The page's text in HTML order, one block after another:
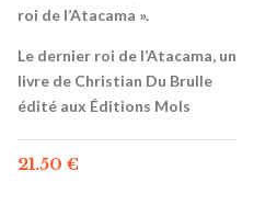
roi de l’Atacama ».
Le dernier roi de l’Atacama, un
livre de Christian Du Brulle
édité aux Éditions Mols
21.50 €